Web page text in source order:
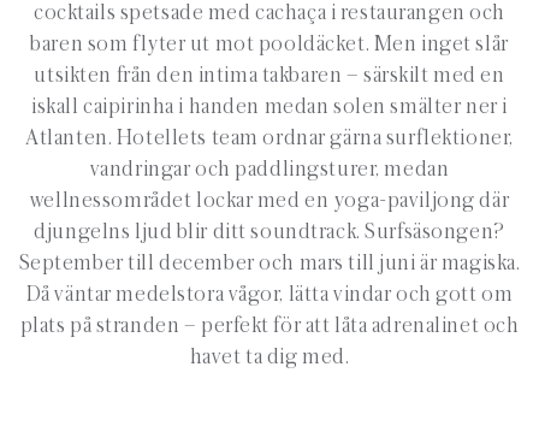
cocktails spetsade med cachaça i restaurangen och
baren som flyter ut mot pooldäcket. Men inget slår
utsikten från den intima takbaren – särskilt med en
iskall caipirinha i handen medan solen smälter ner i
Atlanten. Hotellets team ordnar gärna surflektioner,
vandringar och paddlingsturer, medan
wellnessområdet lockar med en yoga-paviljong där
djungelns ljud blir ditt soundtrack.Surfsäsongen?
September till december och mars till juni är magiska.
Då väntar medelstora vågor, lätta vindar och gott om
plats på stranden – perfekt för att låta adrenalinet och
havet ta dig med.